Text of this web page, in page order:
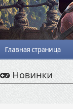
Главная страница
Новинки